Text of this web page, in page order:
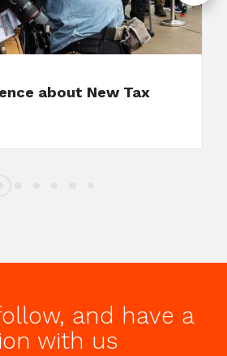
about New Tax
and have a
with us